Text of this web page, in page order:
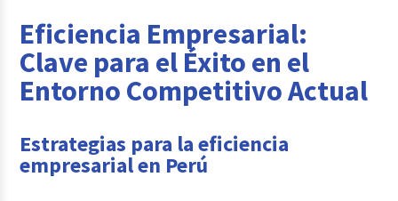
Eficiencia Empresarial:
Clave para el Éxito en el
Entorno Competitivo Actual
Estrategias para la eficiencia
empresarial en Perú